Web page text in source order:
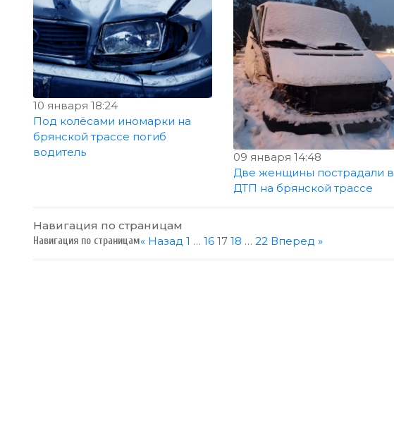
10 января 18:24
Под колёсами иномарки на
брянской трассе погиб
водитель
09 января 14:48
Две женщины пострадали в
ДТП на брянской трассе
Навигация по страницам
Навигация по страницам« Назад 1 … 16 17 18 … 22 Вперед »